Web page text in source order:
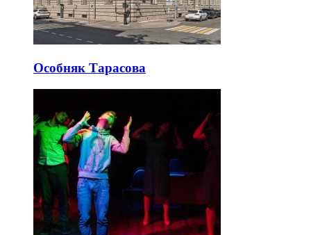
Особняк Тарасова